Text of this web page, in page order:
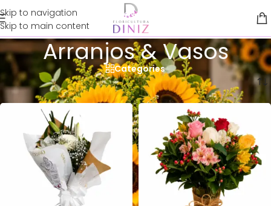
Skip to navigation
Skip to main content
Arranjos & Vasos
Categories
Início/ Arranjos & Vasos